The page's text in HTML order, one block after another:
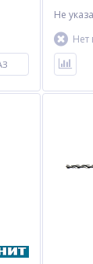
Не
Нет